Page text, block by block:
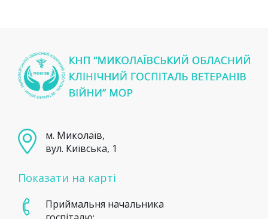
м. Миколаїв,
вул. Київська, 1
Показати на карті
Приймальня начальника